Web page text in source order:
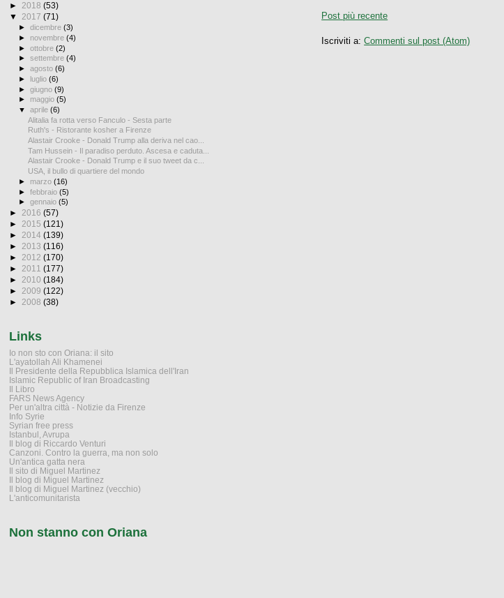
Post più recente
Iscriviti a:Commenti sul post (Atom)
► 2018 (53)
▼ 2017 (71)
►dicembre(3)
► novembre(4)
►ottobre(2)
►settembre(4)
►agosto(6)
► luglio(6)
►giugno(9)
► maggio(5)
▼aprile(6)
Alitalia fa rotta verso Fanculo - Sesta parte
Ruth's - Ristorante kosher a Firenze
Alastair Crooke - Donald Trump alla deriva nel cao...
Tam Hussein - Il paradiso perduto. Ascesa e caduta...
Alastair Crooke - Donald Trump e il suo tweet da c...
USA, il bullo di quartiere del mondo
► marzo(16)
►febbraio(5)
►gennaio(5)
► 2016 (57)
► 2015 (121)
► 2014 (139)
► 2013 (116)
► 2012 (170)
► 2011 (177)
► 2010 (184)
► 2009 (122)
► 2008 (38)
Links
Io non sto con Oriana: il sito
L'ayatollah Ali Khamenei
Il Presidente della Repubblica Islamica dell'Iran
Islamic Republic of Iran Broadcasting
Il Libro
FARS News Agency
Per un'altra città - Notizie da Firenze
Info Syrie
Syrian free press
Istanbul, Avrupa
Il blog di Riccardo Venturi
Canzoni. Contro la guerra, ma non solo
Un'antica gatta nera
Il sito di Miguel Martinez
Il blog di Miguel Martinez
Il blog di Miguel Martinez (vecchio)
L'anticomunitarista
Non stanno con Oriana